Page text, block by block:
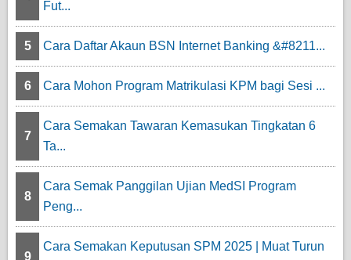
Fut...
5 Cara Daftar Akaun BSN Internet Banking &#8211...
6 Cara Mohon Program Matrikulasi KPM bagi Sesi ...
7
Cara Semakan Tawaran Kemasukan Tingkatan 6
Ta...
8
Cara Semak Panggilan Ujian MedSI Program
Peng...
9
Cara Semakan Keputusan SPM 2025 | Muat Turun